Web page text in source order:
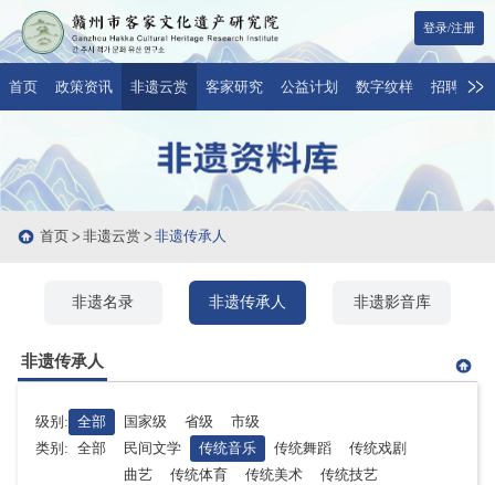
首页 政策资讯 非遗云赏 客家研究 公益计划 数字纹样 招聘与合
登录/注册
首页 非遗云赏 非遗传承人
非遗名录 非遗传承人 非遗影音库
非遗传承人
级别: 全部 国家级 省级
市级
类别: 全部 民间文学 传统音乐 传统舞蹈
传统戏剧
曲艺
传统体育 传统美术
传统技艺